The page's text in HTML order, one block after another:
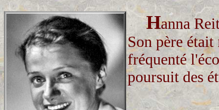
Hanna
Son père
fréquenté
poursuit des